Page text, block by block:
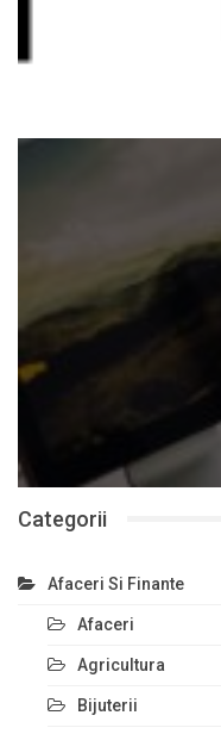
Categorii
Afaceri Si Finante
Afaceri
Agricultura
Bijuterii